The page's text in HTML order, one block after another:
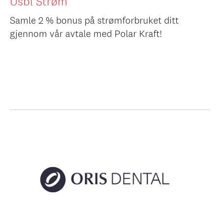
Samle 2 % bonus på strømforbruket ditt
gjennom vår avtale med Polar Kraft!